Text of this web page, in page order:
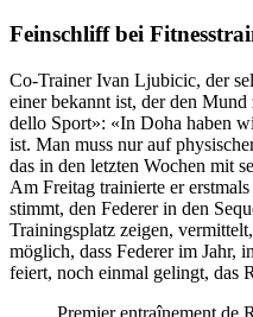
Feinschliff bei
Co-Trainer Ivan Ljubicic, der
einer bekannt ist, der den
dello Sport»: «In Doha haben
ist. Man muss nur auf
das in den letzten Wochen mit
Am Freitag trainierte er
stimmt, den Federer in den
Trainingsplatz zeigen,
möglich, dass Federer im Jahr,
feiert, noch einmal gelingt, das
Premier entraînement de